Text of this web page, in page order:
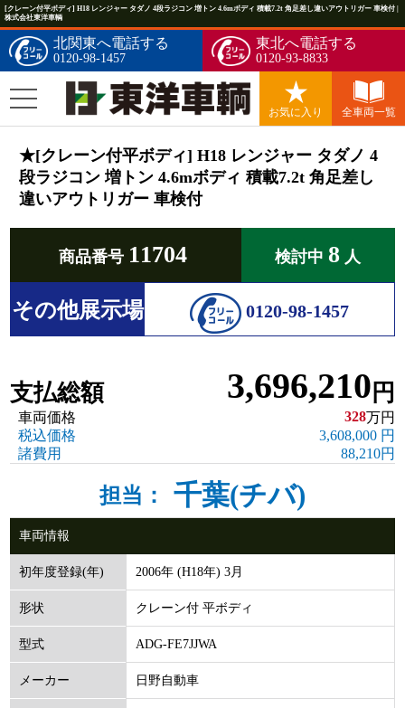
[クレーン付平ボディ] H18 レンジャー タダノ 4段ラジコン 増トン 4.6mボディ 積載7.2t 角足差し違いアウトリガー 車検付 |
株式会社東洋車輌
北関東へ電話する
0120-98-1457
東北へ電話する
0120-93-8833
お気に入り 全車両一覧
★[クレーン付平ボディ] H18 レンジャー タダノ 4
段ラジコン 増トン 4.6mボディ 積載7.2t 角足差し
違いアウトリガー 車検付
商品番号 11704 検討中 8 人
その他展示場 0120-98-1457
支払総額 3,696,210 円
車両価格 328万円
税込価格
3,608,000 円
諸費用
88,210円
担当： 千葉(チバ)
車両情報
初年度登録(年) 2006年 (H18年) 3月
形状 クレーン付 平ボディ
型式 ADG-FE7JJWA
メーカー 日野自動車